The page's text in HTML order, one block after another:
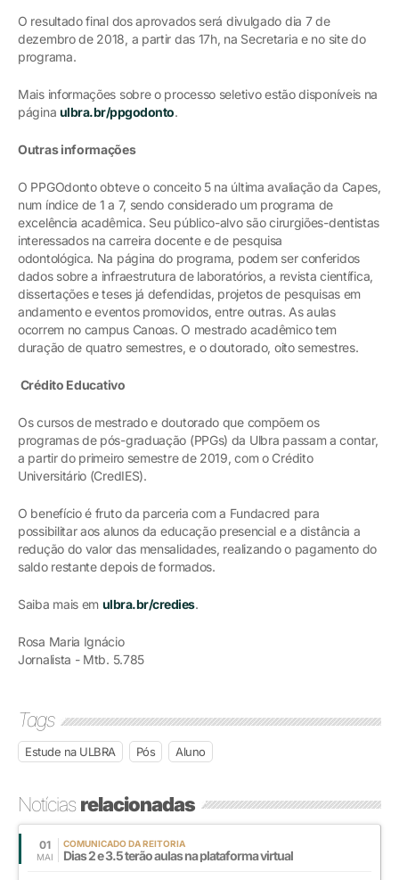
O resultado final dos aprovados será divulgado dia 7 de
dezembro de 2018, a partir das 17h, na Secretaria e no site do
programa.
Mais informações sobre o processo seletivo estão disponíveis na
página ulbra.br/ppgodonto.
Outras informações
O PPGOdonto obteve o conceito 5 na última avaliação da Capes,
num índice de 1 a 7, sendo considerado um programa de
excelência acadêmica. Seu público-alvo são cirurgiões-dentistas
interessados na carreira docente e de pesquisa
odontológica. Na página do programa, podem ser conferidos
dados sobre a infraestrutura de laboratórios, a revista científica,
dissertações e teses já defendidas, projetos de pesquisas em
andamento e eventos promovidos, entre outras. As aulas
ocorrem no campus Canoas. O mestrado acadêmico tem
duração de quatro semestres, e o doutorado, oito semestres.
Crédito Educativo
Os cursos de mestrado e doutorado que compõem os
programas de pós-graduação (PPGs) da Ulbra passam a contar,
a partir do primeiro semestre de 2019, com o Crédito
Universitário (CredIES).
O benefício é fruto da parceria com a Fundacred para
possibilitar aos alunos da educação presencial e a distância a
redução do valor das mensalidades, realizando o pagamento do
saldo restante depois de formados.
Saiba mais em ulbra.br/credies.
Rosa Maria Ignácio
Jornalista - Mtb. 5.785
Tags
Estude na ULBRA Pós Aluno
Notíciasrelacionadas
01
MAI
COMUNICADO DA REITORIA
Dias 2 e 3.5 terão aulas na plataforma virtual